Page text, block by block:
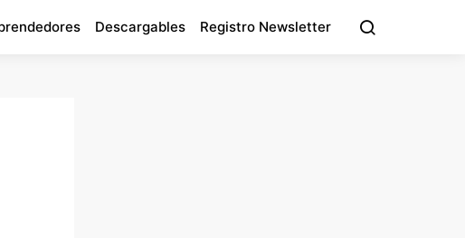
Descargables Registro Newsletter